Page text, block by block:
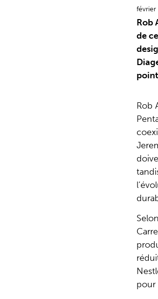
février
Rob
de
Rob
pour